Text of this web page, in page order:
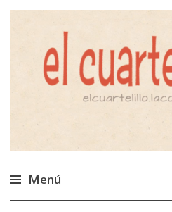
El Programa de
Menú